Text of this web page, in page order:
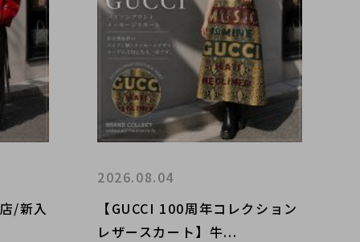
/新入
【GUCCI 100周年コレクション
レザースカート】牛...
2026.08.04